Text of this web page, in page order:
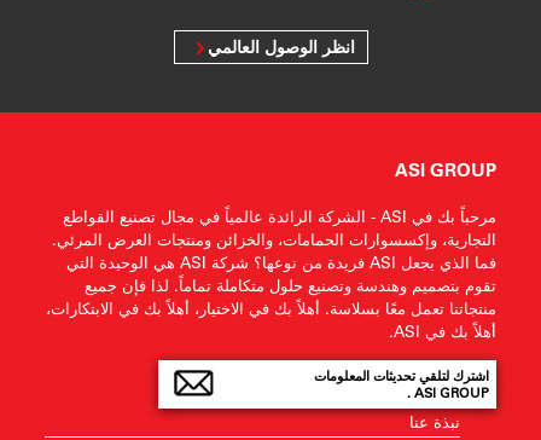
انظر الوصول العالمي
ASI GROUP
مرحباً بك في ASI - الشركة الرائدة عالمياً في مجال تصنيع القواطع
التجارية، وإكسسوارات الحمامات، والخزائن ومنتجات العرض المرئي.
فما الذي يجعل ASI فريدة من نوعها؟ شركة ASI هي الوحيدة التي
تقوم بتصميم وهندسة وتصنيع حلول متكاملة تماماً. لذا فإن جميع
منتجاتنا تعمل معًا بسلاسة. أهلاً بك في الاختيار، أهلاً بك في الابتكارات،
أهلاً بك في ASI.
اشترك لتلقي تحديثات المعلومات
ASI GROUP .
نبذة عنا